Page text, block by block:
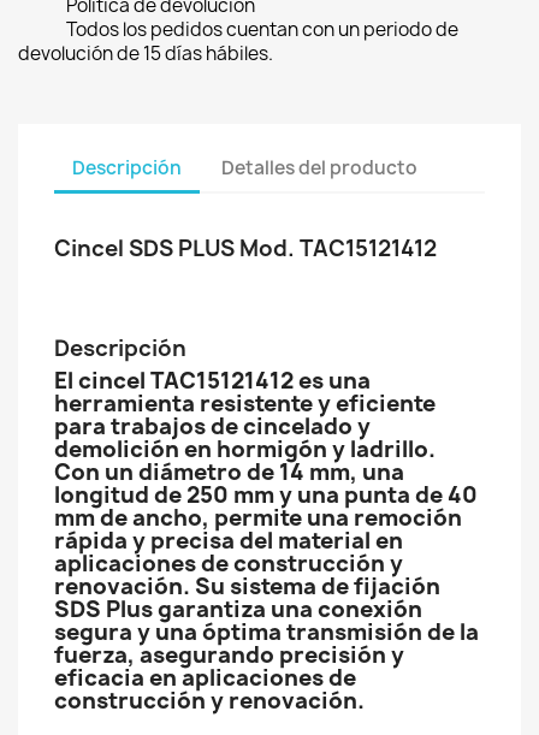
Política de devolución
Todos los pedidos cuentan con un periodo de
devolución de 15 días hábiles.
Descripción Detalles del producto
Cincel SDS PLUS Mod. TAC15121412
Descripción
El cincel TAC15121412 es una
herramienta resistente y eficiente
para trabajos de cincelado y
demolición en hormigón y ladrillo.
Con un diámetro de 14 mm, una
longitud de 250 mm y una punta de 40
mm de ancho, permite una remoción
rápida y precisa del material en
aplicaciones de construcción y
renovación. Su sistema de fijación
SDS Plus garantiza una conexión
segura y una óptima transmisión de la
fuerza, asegurando precisión y
eficacia en aplicaciones de
construcción y renovación.